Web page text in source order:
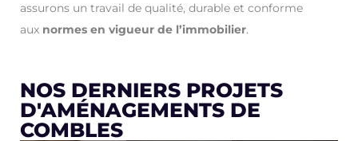
assurons un travail de qualité, durable et conforme
aux normes en vigueur de l’immobilier.
NOS DERNIERS PROJETS
D'AMÉNAGEMENTS DE
COMBLES